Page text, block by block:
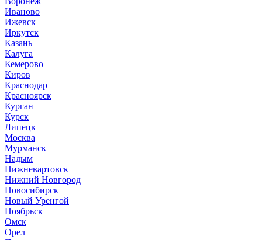
Иваново
Ижевск
Иркутск
Казань
Калуга
Кемерово
Киров
Краснодар
Красноярск
Курган
Курск
Липецк
Москва
Мурманск
Надым
Нижневартовск
Нижний Новгород
Новосибирск
Новый Уренгой
Ноябрьск
Омск
Орел